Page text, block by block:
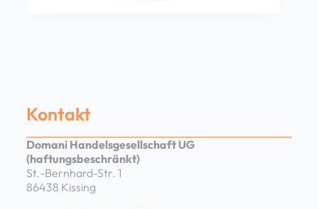
Kontakt
Domani Handelsgesellschaft UG
(haftungsbeschränkt)
St.-Bernhard-Str. 1
86438 Kissing